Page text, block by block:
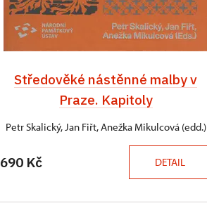
Středověké nástěnné malby v
Praze. Kapitoly
Petr Skalický, Jan Fiřt, Anežka Mikulcová (edd.)
690 Kč DETAIL